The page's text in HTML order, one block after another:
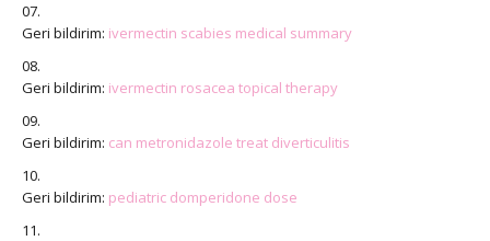
Geri bildirim: ivermectin scabies medical summary
Geri bildirim: ivermectin rosacea topical therapy
Geri bildirim: can metronidazole treat diverticulitis
Geri bildirim: pediatric domperidone dose